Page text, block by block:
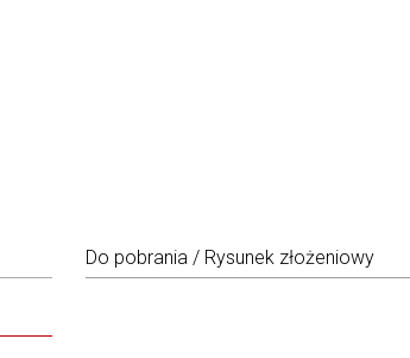
Do pobrania / Rysunek złożeniowy